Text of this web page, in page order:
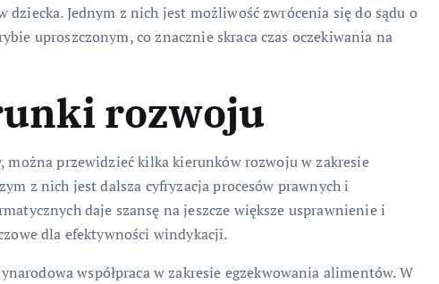
Jednym z nich jest możliwość zwrócenia się do sądu o
uproszczonym, co znacznie skraca czas oczekiwania na
rozwoju
przewidzieć kilka kierunków rozwoju w zakresie
z nich jest dalsza cyfryzacja procesów prawnych i
daje szansę na jeszcze większe usprawnienie i
dla efektywności windykacji.
współpraca w zakresie egzekwowania alimentów. W